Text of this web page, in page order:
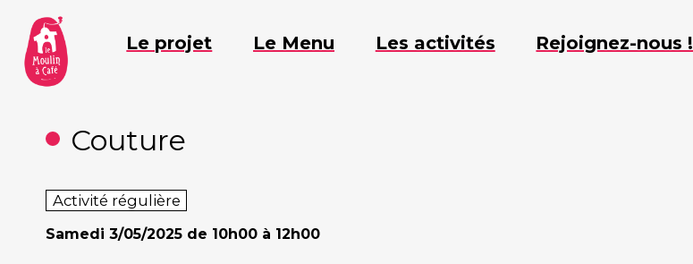
contenu
Le projet Le Menu Les activités Rejoignez-nous !
Couture
Activité régulière
Samedi 3/05/2025 de 10h00 à 12h00